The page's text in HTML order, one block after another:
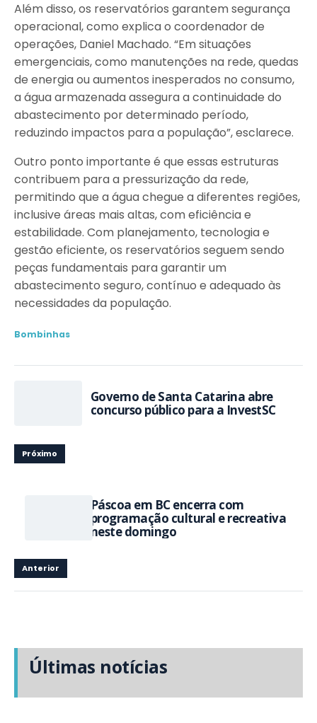
Além disso, os reservatórios garantem segurança
operacional, como explica o coordenador de
operações, Daniel Machado. “Em situações
emergenciais, como manutenções na rede, quedas
de energia ou aumentos inesperados no consumo,
a água armazenada assegura a continuidade do
abastecimento por determinado período,
reduzindo impactos para a população”, esclarece.
Outro ponto importante é que essas estruturas
contribuem para a pressurização da rede,
permitindo que a água chegue a diferentes regiões,
inclusive áreas mais altas, com eficiência e
estabilidade. Com planejamento, tecnologia e
gestão eficiente, os reservatórios seguem sendo
peças fundamentais para garantir um
abastecimento seguro, contínuo e adequado às
necessidades da população.
Bombinhas
Governo de Santa Catarina abre
concurso público para a InvestSC
Próximo
Páscoa em BC encerra com
programação cultural e recreativa
neste domingo
Anterior
Últimas notícias